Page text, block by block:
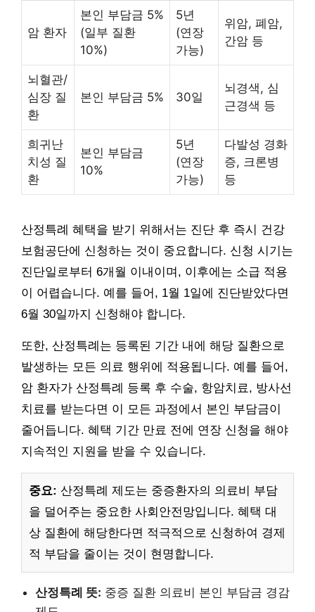
암 환자
본인 부담금 5%
(일부 질환
10%)
5년
(연장
가능)
위암, 폐암,
간암 등
뇌혈관/
심장 질
환
본인 부담금 5% 30일
뇌경색, 심
근경색 등
희귀난
치성 질
환
본인 부담금
10%
5년
(연장
가능)
다발성 경화
증, 크론병
등
산정특례 혜택을 받기 위해서는 진단 후 즉시 건강
보험공단에 신청하는 것이 중요합니다. 신청 시기는
진단일로부터 6개월 이내이며, 이후에는 소급 적용
이 어렵습니다. 예를 들어, 1월 1일에 진단받았다면
6월 30일까지 신청해야 합니다.
또한, 산정특례는 등록된 기간 내에 해당 질환으로
발생하는 모든 의료 행위에 적용됩니다. 예를 들어,
암 환자가 산정특례 등록 후 수술, 항암치료, 방사선
치료를 받는다면 이 모든 과정에서 본인 부담금이
줄어듭니다. 혜택 기간 만료 전에 연장 신청을 해야
지속적인 지원을 받을 수 있습니다.
중요: 산정특례 제도는 중증환자의 의료비 부담
을 덜어주는 중요한 사회안전망입니다. 혜택 대
상 질환에 해당한다면 적극적으로 신청하여 경제
적 부담을 줄이는 것이 현명합니다.
산정특례 뜻: 중증 질환 의료비 본인 부담금 경감